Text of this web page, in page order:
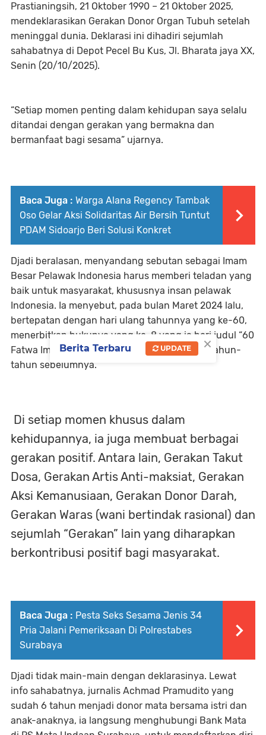
Prastianingsih, 21 Oktober 1990 – 21 Oktober 2025,
mendeklarasikan Gerakan Donor Organ Tubuh setelah
meninggal dunia. Deklarasi ini dihadiri sejumlah
sahabatnya di Depot Pecel Bu Kus, Jl. Bharata jaya XX,
Senin (20/10/2025).
“Setiap momen penting dalam kehidupan saya selalu
ditandai dengan gerakan yang bermakna dan
bermanfaat bagi sesama” ujarnya.
Baca Juga : Warga Alana Regency Tambak
Oso Gelar Aksi Solidaritas Air Bersih Tuntut
PDAM Sidoarjo Beri Solusi Konkret
Djadi beralasan, menyandang sebutan sebagai Imam
Besar Pelawak Indonesia harus memberi teladan yang
baik untuk masyarakat, khususnya insan pelawak
Indonesia. Ia menyebut, pada bulan Maret 2024 lalu,
bertepatan dengan hari ulang tahunnya yang ke-60,
menerbitkan bukunya yang ke-8 yang ia beri judul “60
Fatwa Imam Besar Pelawak Indonesia”. Pada tahun-
tahun sebelumnya.
Di setiap momen khusus dalam
kehidupannya, ia juga membuat berbagai
gerakan positif. Antara lain, Gerakan Takut
Dosa, Gerakan Artis Anti-maksiat, Gerakan
Aksi Kemanusiaan, Gerakan Donor Darah,
Gerakan Waras (wani bertindak rasional) dan
sejumlah “Gerakan” lain yang diharapkan
berkontribusi positif bagi masyarakat.
Baca Juga : Pesta Seks Sesama Jenis 34
Pria Jalani Pemeriksaan Di Polrestabes
Surabaya
Djadi tidak main-main dengan deklarasinya. Lewat
info sahabatnya, jurnalis Achmad Pramudito yang
sudah 6 tahun menjadi donor mata bersama istri dan
anak-anaknya, ia langsung menghubungi Bank Mata
×
Berita Terbaru UPDATE